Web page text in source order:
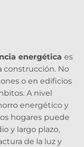
energética es
construcción. No
o en edificios
A nivel
energético y
hogares puede
y largo plazo,
de la luz y